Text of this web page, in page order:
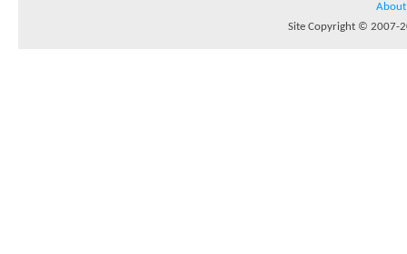
About
Site Copyright © 2007-